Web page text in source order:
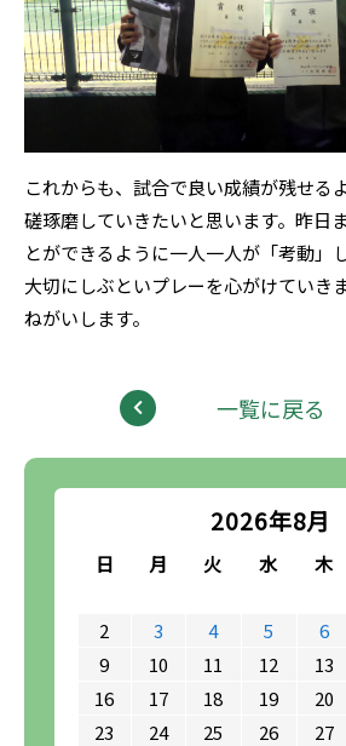
2026年8月
日 月 火 水 木
2
3 4 5 6
9
10 11 12 13
16
17 18 19 20
23
24 25 26 27
これからも、試合で良い成績が残せる
磋琢磨していきたいと思います。昨日
とができるように一人一人が「考動」
大切にしぶといプレーを心がけていき
ねがいします。
一覧に戻る